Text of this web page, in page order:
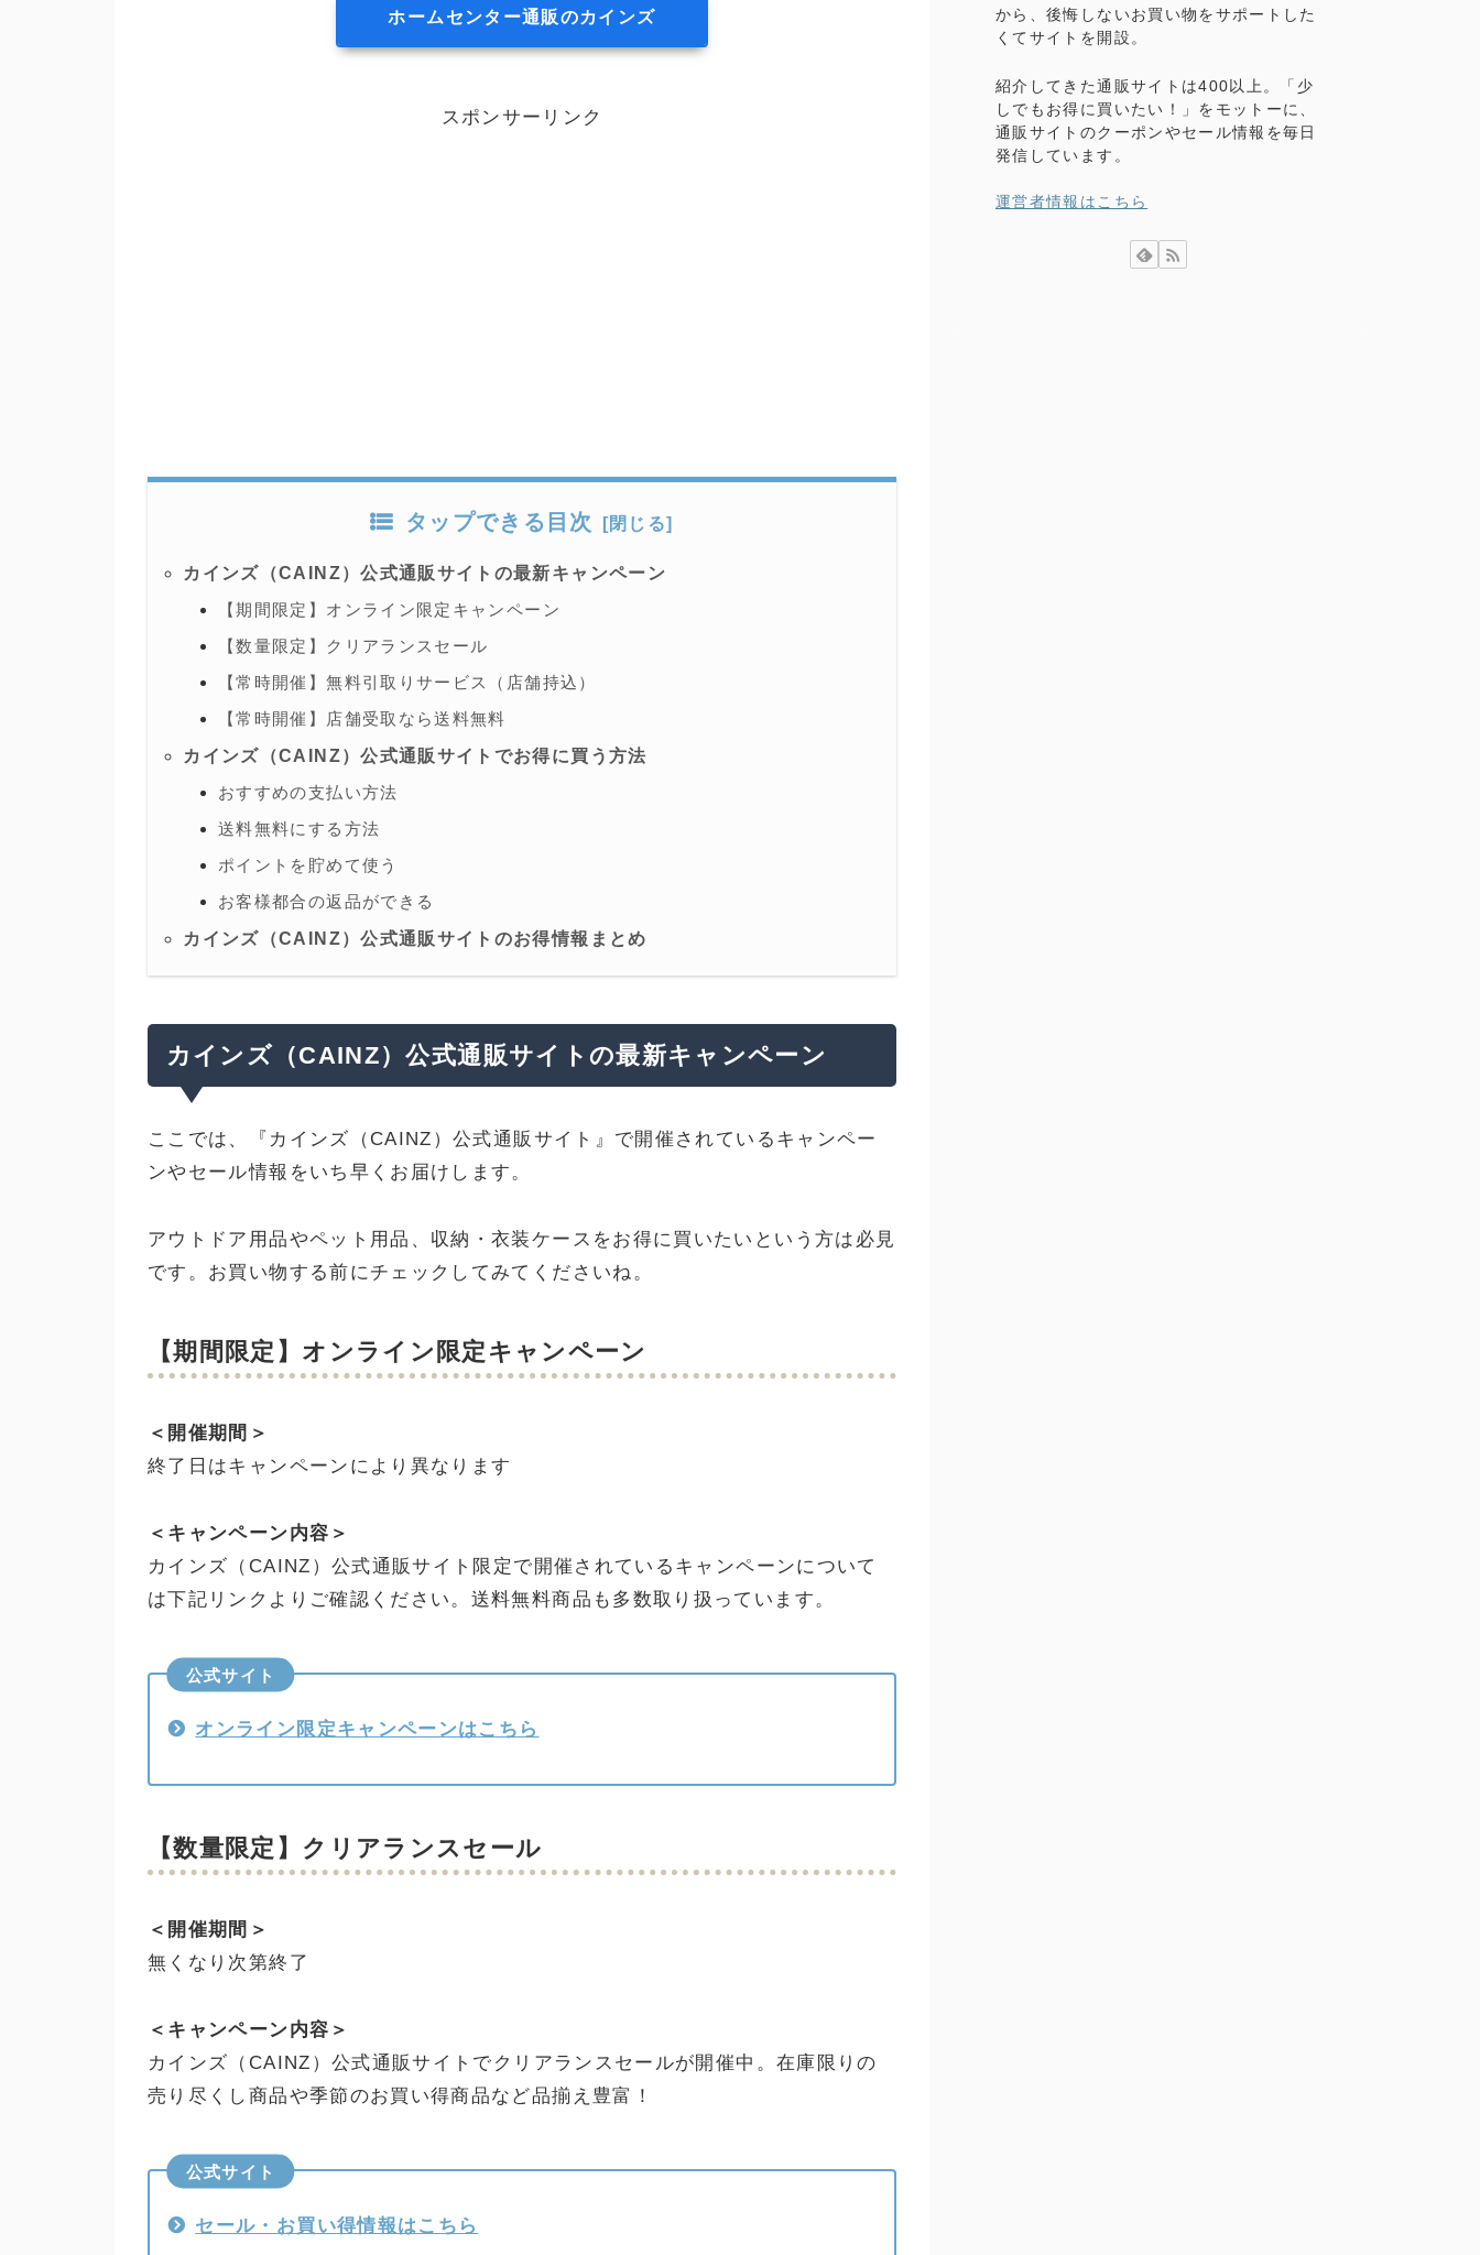
ホームセンター通販のカインズ
スポンサーリンク
タップできる目次
カインズ（CAINZ）公式通販サイトの最新キャンペーン
【期間限定】オンライン限定キャンペーン
【数量限定】クリアランスセール
【常時開催】無料引取りサービス（店舗持込）
【常時開催】店舗受取なら送料無料
カインズ（CAINZ）公式通販サイトでお得に買う方法
おすすめの支払い方法
送料無料にする方法
ポイントを貯めて使う
お客様都合の返品ができる
カインズ（CAINZ）公式通販サイトのお得情報まとめ
カインズ（CAINZ）公式通販サイトの最新キャンペーン
ここでは、『カインズ（CAINZ）公式通販サイト』で開催されているキャンペー
ンやセール情報をいち早くお届けします。
アウトドア用品やペット用品、収納・衣装ケースをお得に買いたいという方は必見
です。お買い物する前にチェックしてみてくださいね。
【期間限定】オンライン限定キャンペーン
＜開催期間＞
終了日はキャンペーンにより異なります
＜キャンペーン内容＞
カインズ（CAINZ）公式通販サイト限定で開催されているキャンペーンについて
は下記リンクよりご確認ください。送料無料商品も多数取り扱っています。
公式サイト
オンライン限定キャンペーンはこちら
【数量限定】クリアランスセール
＜開催期間＞
無くなり次第終了
＜キャンペーン内容＞
カインズ（CAINZ）公式通販サイトでクリアランスセールが開催中。在庫限りの
売り尽くし商品や季節のお買い得商品など品揃え豊富！
公式サイト
セール・お買い得情報はこちら
から、後悔しないお買い物をサポートした
くてサイトを開設。
紹介してきた通販サイトは400以上。「少
しでもお得に買いたい！」をモットーに、
通販サイトのクーポンやセール情報を毎日
発信しています。
運営者情報はこちら